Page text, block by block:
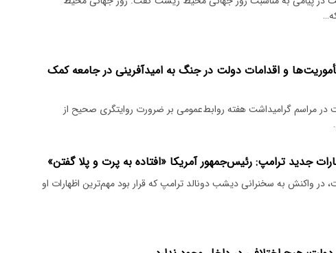
و اقدامات دولت در جنگ به امیدآفرینی در جامعه کمک
مراسم گرامیداشت هفته روابط‌عمومی بر ضرورت روایتگری صحیح از
جدید ترامپ: رئیس‌جمهور آمریکا «افتاده به پرت و پلا گفتن»
در واکنش به سخنرانی دیشب دونالد ترامپ که قرار بود مهم‌ترین اظهارات او